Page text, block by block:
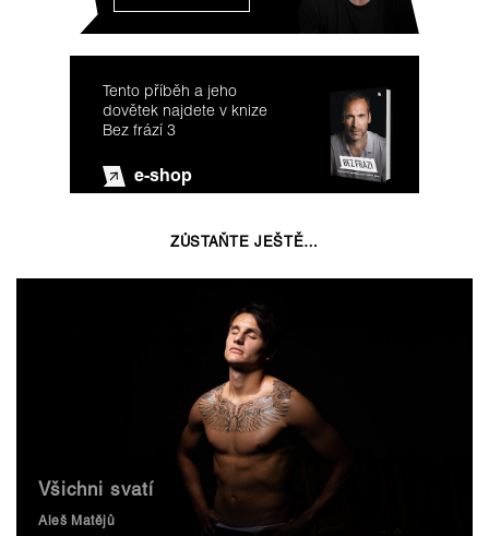
Tento příběh a jeho
dovětek najdete v knize
Bez frází 3
e-shop
ZŮSTAŇTE JEŠTĚ…
Všichni svatí
Aleš Matějů